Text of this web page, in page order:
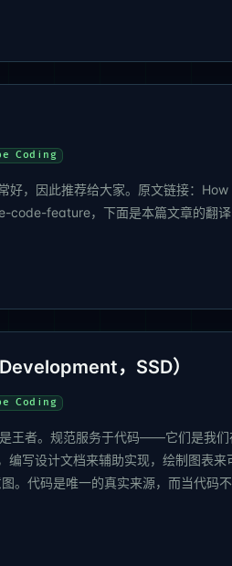
Coding
好，因此推荐给大家。原文链接：
feature，下面是本篇文章的翻译
，SSD）
Coding
王者。规范服务于代码——它们是我们
写设计文档来辅助实现，绘制图表
。代码是唯一的真实来源，而当代码